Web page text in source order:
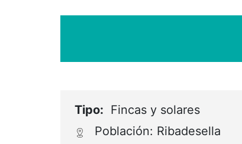
Tipo: Fincas y solares
Población: Ribadesella